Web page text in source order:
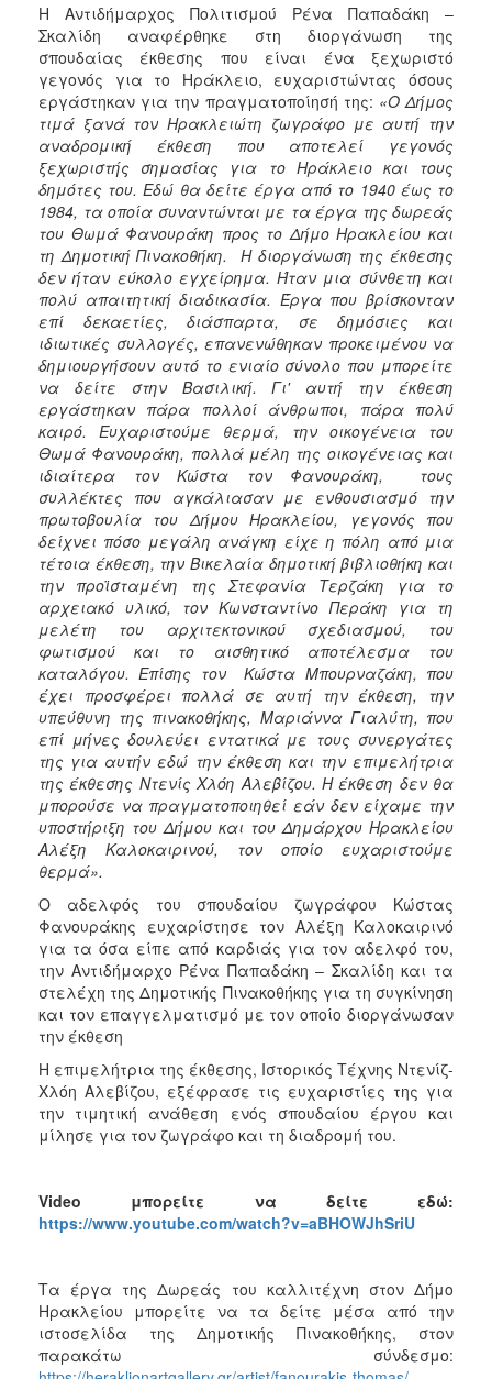
Η Αντιδήμαρχος Πολιτισμού Ρένα Παπαδάκη –
Σκαλίδη αναφέρθηκε στη διοργάνωση της
σπουδαίας έκθεσης που είναι ένα ξεχωριστό
γεγονός για το Ηράκλειο, ευχαριστώντας όσους
εργάστηκαν για την πραγματοποίησή της: «Ο Δήμος
τιμά ξανά τον Ηρακλειώτη ζωγράφο με αυτή την
αναδρομική έκθεση που αποτελεί γεγονός
ξεχωριστής σημασίας για το Ηράκλειο και τους
δημότες του. Εδώ θα δείτε έργα από το 1940 έως το
1984, τα οποία συναντώνται με τα έργα της δωρεάς
του Θωμά Φανουράκη προς το Δήμο Ηρακλείου και
τη Δημοτική Πινακοθήκη. Η διοργάνωση της έκθεσης
δεν ήταν εύκολο εγχείρημα. Ήταν μια σύνθετη και
πολύ απαιτητική διαδικασία. Έργα που βρίσκονταν
επί δεκαετίες, διάσπαρτα, σε δημόσιες και
ιδιωτικές συλλογές, επανενώθηκαν προκειμένου να
δημιουργήσουν αυτό το ενιαίο σύνολο που μπορείτε
να δείτε στην Βασιλική. Γι' αυτή την έκθεση
εργάστηκαν πάρα πολλοί άνθρωποι, πάρα πολύ
καιρό. Ευχαριστούμε θερμά, την οικογένεια του
Θωμά Φανουράκη, πολλά μέλη της οικογένειας και
ιδιαίτερα τον Κώστα τον Φανουράκη, τους
συλλέκτες που αγκάλιασαν με ενθουσιασμό την
πρωτοβουλία του Δήμου Ηρακλείου, γεγονός που
δείχνει πόσο μεγάλη ανάγκη είχε η πόλη από μια
τέτοια έκθεση, την Βικελαία δημοτική βιβλιοθήκη και
την προϊσταμένη της Στεφανία Τερζάκη για το
αρχειακό υλικό, τον Κωνσταντίνο Περάκη για τη
μελέτη του αρχιτεκτονικού σχεδιασμού, του
φωτισμού και το αισθητικό αποτέλεσμα του
καταλόγου. Επίσης τον Κώστα Μπουρναζάκη, που
έχει προσφέρει πολλά σε αυτή την έκθεση, την
υπεύθυνη της πινακοθήκης, Μαριάννα Γιαλύτη, που
επί μήνες δουλεύει εντατικά με τους συνεργάτες
της για αυτήν εδώ την έκθεση και την επιμελήτρια
της έκθεσης Ντενίς Χλόη Αλεβίζου. Η έκθεση δεν θα
μπορούσε να πραγματοποιηθεί εάν δεν είχαμε την
υποστήριξη του Δήμου και του Δημάρχου Ηρακλείου
Αλέξη Καλοκαιρινού, τον οποίο ευχαριστούμε
θερμά».
Ο αδελφός του σπουδαίου ζωγράφου Κώστας
Φανουράκης ευχαρίστησε τον Αλέξη Καλοκαιρινό
για τα όσα είπε από καρδιάς για τον αδελφό του,
την Αντιδήμαρχο Ρένα Παπαδάκη – Σκαλίδη και τα
στελέχη της Δημοτικής Πινακοθήκης για τη συγκίνηση
και τον επαγγελματισμό με τον οποίο διοργάνωσαν
την έκθεση
Η επιμελήτρια της έκθεσης, Ιστορικός Τέχνης Ντενίζ-
Χλόη Αλεβίζου, εξέφρασε τις ευχαριστίες της για
την τιμητική ανάθεση ενός σπουδαίου έργου και
μίλησε για τον ζωγράφο και τη διαδρομή του.
Video μπορείτε να δείτε εδώ:
https://www.youtube.com/watch?v=aBHOWJhSriU
Τα έργα της Δωρεάς του καλλιτέχνη στον Δήμο
Ηρακλείου μπορείτε να τα δείτε μέσα από την
ιστοσελίδα της Δημοτικής Πινακοθήκης, στον
παρακάτω σύνδεσμο: